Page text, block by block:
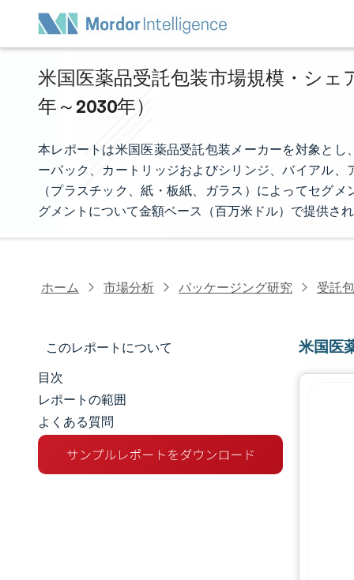
米国医薬品受託包装市場規模・シ
年～2030年）
本レポートは米国医薬品受託包装メーカーを対象と
ーパック、カートリッジおよびシリンジ、バイアル
（プラスチック、紙・板紙、ガラス）によってセグ
グメントについて金額ベース（百万米ドル）で提供され
ホーム 市場分析 パッケージング研究 受託
このレポートについて
マーケットスナップショット
市場概要
主な市場動向
目次
レポートの範囲
よくある質問
米国医